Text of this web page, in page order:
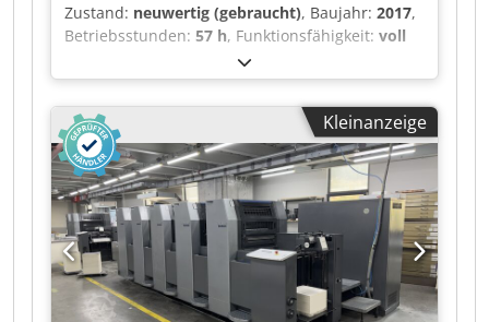
Zustand: neuwertig (gebraucht), Baujahr: 2017,
Betriebsstunden: 57 h, Funktionsfähigkeit: voll
, Maschinen-/Fahrzeugnummer:
LS001402, VOLL-UV-Format 53 x 75 cm, Anicolor,
Wallscreen K Press Center XL 2, Alcolor VARIO
Feuchtwerk, Combistar Kühl- und Umlaufgerät,
Farbwerks-Temperaturregelung, wassergekühlte
Maschine, Autoplate PRO, Gummituchwasch,
Walzenwasch, Druckzylinderwasch, Lackierwerk,
2x UV-Zwischentrockner, 1x UV-Endtrockner,
Pudersprühwerk, Verlängerte Auslage X2 Modul,
Bogenbremse, FOIL Print Kit, Airstar Pro,
Cleanstar Stahlplatte in Anleger und Auslage
Chedpfox An Urjx Aizea
Kleinanzeige